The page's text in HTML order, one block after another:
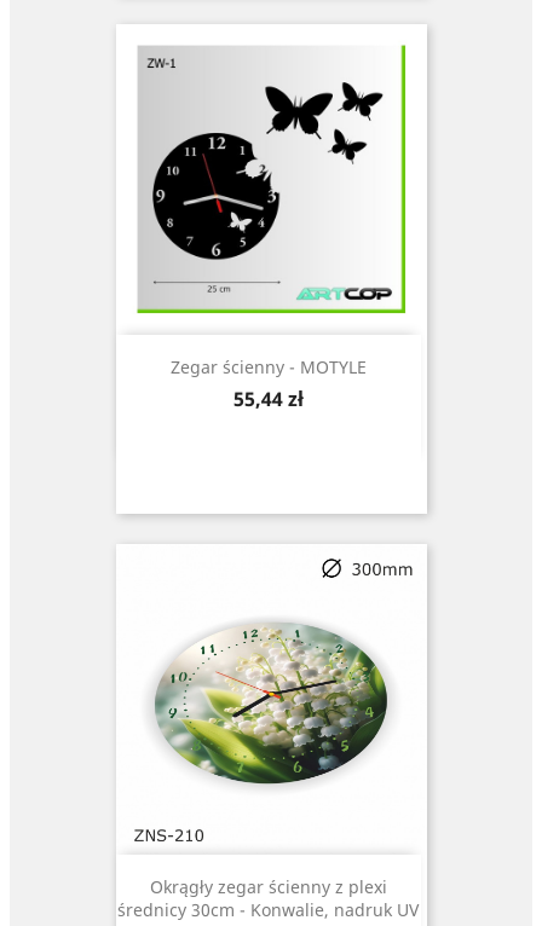
Zegar ścienny - MOTYLE
Cena
55,44 zł
Okrągły zegar ścienny z plexi
średnicy 30cm - Konwalie, nadruk UV